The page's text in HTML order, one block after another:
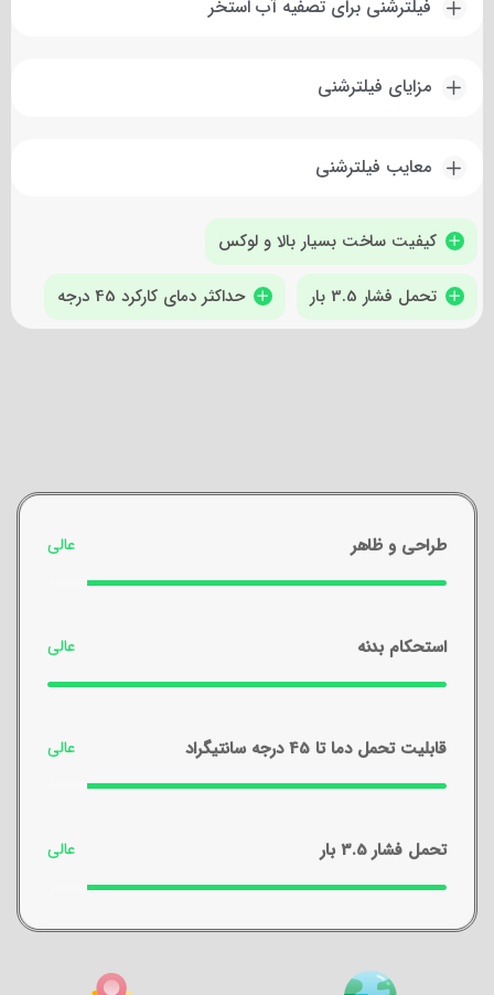
فیلترشنی برای تصفیه آب استخر
مزایای فیلترشنی
معایب فیلترشنی
کیفیت ساخت بسیار بالا و لوکس
تحمل فشار 3.5 بار حداکثر دمای کارکرد 45 درجه
طراحی و ظاهر
استحکام بدنه
قابلیت تحمل دما تا 45 درجه سانتیگراد
تحمل فشار 3.5 بار